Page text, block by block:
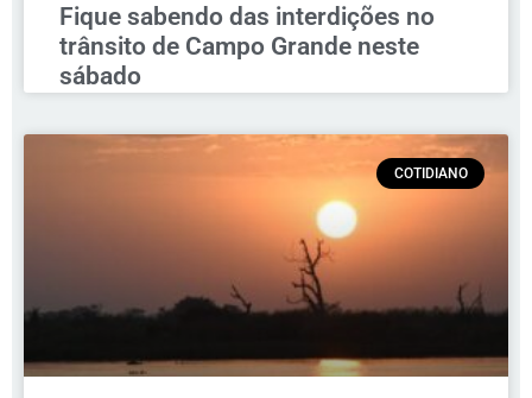
Fique sabendo das interdições no
trânsito de Campo Grande neste
sábado
COTIDIANO